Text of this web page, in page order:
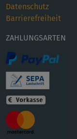
Datenschutz
Barrierefreiheit
ZAHLUNGSARTEN